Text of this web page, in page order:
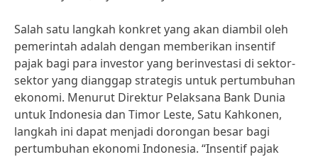
Salah satu langkah konkret yang akan diambil oleh
pemerintah adalah dengan memberikan insentif
pajak bagi para investor yang berinvestasi di sektor-
sektor yang dianggap strategis untuk pertumbuhan
ekonomi. Menurut Direktur Pelaksana Bank Dunia
untuk Indonesia dan Timor Leste, Satu Kahkonen,
langkah ini dapat menjadi dorongan besar bagi
pertumbuhan ekonomi Indonesia. “Insentif pajak